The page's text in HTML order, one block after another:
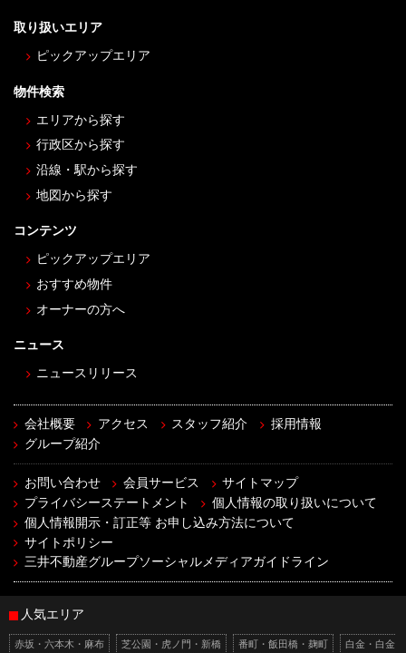
取り扱いエリア
ピックアップエリア
物件検索
エリアから探す
行政区から探す
沿線・駅から探す
地図から探す
コンテンツ
ピックアップエリア
おすすめ物件
オーナーの方へ
ニュース
ニュースリリース
会社概要 アクセス スタッフ紹介
採用情報
グループ紹介
お問い合わせ 会員サービス
サイトマップ
プライバシーステートメント
個人情報の取り扱いについて
個人情報開示・訂正等 お申し込み方法について
サイトポリシー
三井不動産グループソーシャルメディアガイドライン
人気エリア
赤坂・六本木・麻布 芝公園・虎ノ門・新橋 番町・飯田橋・麹町 白金・白金